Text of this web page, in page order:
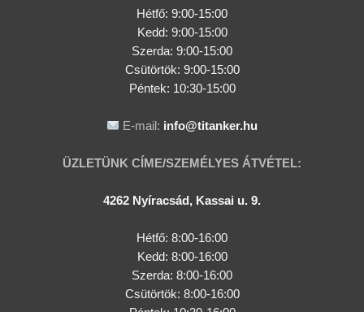
Hétfő: 9:00-15:00
Kedd: 9:00-15:00
Szerda: 9:00-15:00
Csütörtök: 9:00-15:00
Péntek: 10:30-15:00
E-mail: info@titanker.hu
ÜZLETÜNK CÍME/SZEMÉLYES ÁTVÉTEL:
4262 Nyíracsád, Kassai u. 9.
Hétfő: 8:00-16:00
Kedd: 8:00-16:00
Szerda: 8:00-16:00
Csütörtök: 8:00-16:00